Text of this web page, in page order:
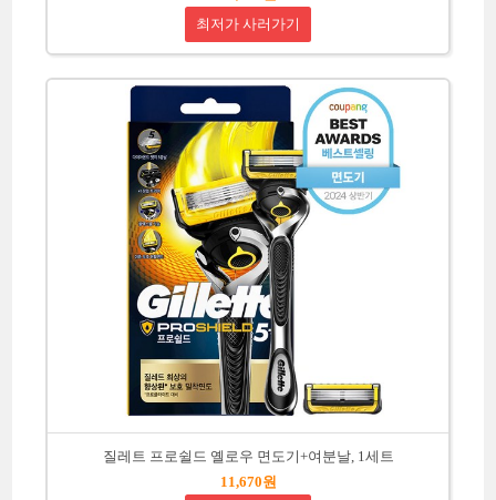
최저가 사러가기
질레트 프로쉴드 옐로우 면도기+여분날, 1세트
11,670원